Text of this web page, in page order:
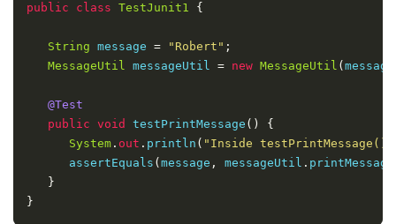
public class TestJunit1 {
String message = "Robert" ;
MessageUtil messageUtil = new MessageUtil ( message
@Test
public void testPrintMessage ()
{
System . out . println ( "Inside testPrintMessage()"
      assertEquals
( message , messageUtil . printMessage
}
}